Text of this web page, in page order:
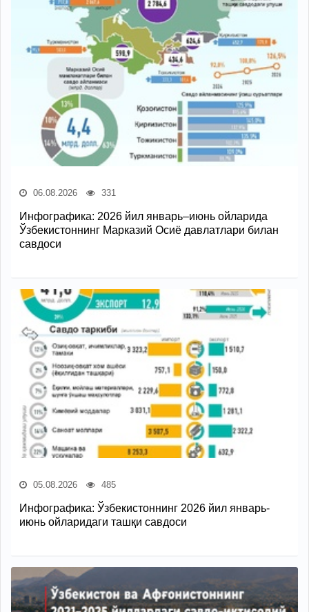
06.08.2026 331
Инфографика: 2026 йил январь–июнь ойларида
Ўзбекистоннинг Марказий Осиё давлатлари билан
савдоси
05.08.2026 485
Инфографика: Ўзбекистоннинг 2026 йил январь-
июнь ойларидаги ташқи савдоси